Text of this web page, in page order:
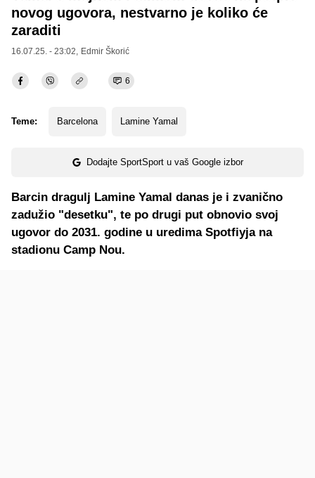
novog ugovora, nestvarno je koliko će
zaraditi
16.07.25. - 23:02, Edmir Škorić
6
Teme: Barcelona Lamine Yamal
Dodajte SportSport u vaš Google izbor
Barcin dragulj Lamine Yamal danas je i zvanično
zadužio "desetku", te po drugi put obnovio svoj
ugovor do 2031. godine u uredima Spotfiyja na
stadionu Camp Nou.